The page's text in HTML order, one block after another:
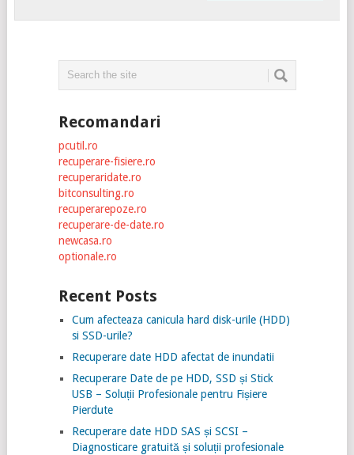
Recomandari
pcutil.ro
recuperare-fisiere.ro
recuperaridate.ro
bitconsulting.ro
recuperarepoze.ro
recuperare-de-date.ro
newcasa.ro
optionale.ro
Recent Posts
Cum afecteaza canicula hard disk-urile (HDD)
si SSD-urile?
Recuperare date HDD afectat de inundatii
Recuperare Date de pe HDD, SSD și Stick
USB – Soluții Profesionale pentru Fișiere
Pierdute
Recuperare date HDD SAS și SCSI –
Diagnosticare gratuită și soluții profesionale